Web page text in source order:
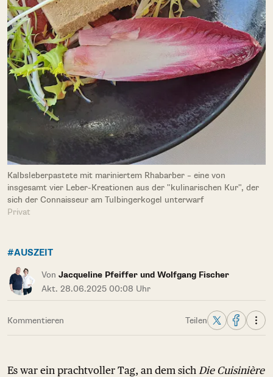
Kalbsleberpastete mit mariniertem Rhabarber – eine von
insgesamt vier Leber-Kreationen aus der "kulinarischen Kur", der
sich der Connaisseur am Tulbingerkogel unterwarf
Privat
#AUSZEIT
Von Jacqueline Pfeiffer und Wolfgang Fischer
Akt. 28.06.2025 00:08 Uhr
Kommentieren Teilen
Es war ein prachtvoller Tag, an dem sich Die Cuisinière